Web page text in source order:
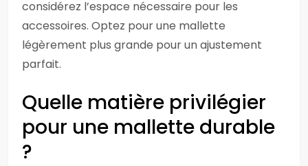
considérez l’espace nécessaire pour les
accessoires. Optez pour une mallette
légèrement plus grande pour un ajustement
parfait.
Quelle matière privilégier
pour une mallette durable
?